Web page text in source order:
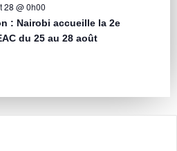
28 @ 0h00
: Nairobi accueille la 2e
du 25 au 28 août